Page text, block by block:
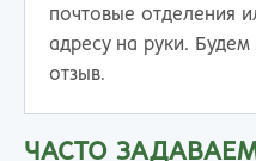
почтовые отделения
адресу на руки.
отзыв.
ЧАСТО